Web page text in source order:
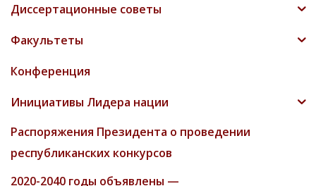
Диссертационные советы
Факультеты
Конференция
Инициативы Лидера нации
Распоряжения Президента о проведении
республиканских конкурсов
2020-2040 годы объявлены —